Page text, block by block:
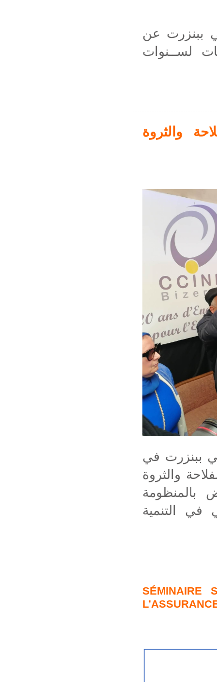
ببنزرت عن
لســنوات
والثروة
ببنزرت في
والثروة
بالمنظومة
في التنمية
SÉMINAIRE